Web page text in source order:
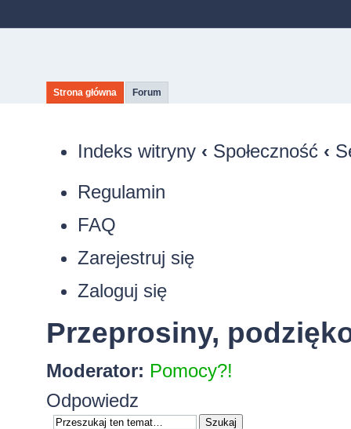
Strona główna Forum
Indeks witryny ‹ Społeczność ‹
Regulamin
FAQ
Zarejestruj się
Zaloguj się
Przeprosiny,
Moderator: Pomocy?!
Odpowiedz